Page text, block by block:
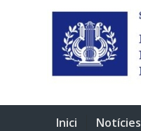
Inici Notícies